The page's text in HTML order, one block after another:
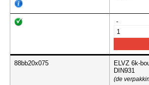
-
88bb20x075
ELVZ 6k-
DIN931
(de